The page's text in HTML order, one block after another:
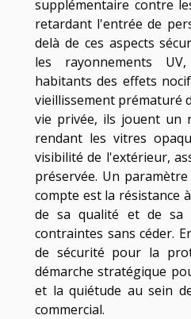
supplémentaire contre
retardant l'entrée de
delà de ces aspects
les rayonnements
habitants des effets
vieillissement prématuré
vie privée, ils jouent un
rendant les vitres
visibilité de l'extérieur,
préservée. Un
compte est la résistance
de sa qualité et de sa
contraintes sans céder.
de sécurité pour la
démarche stratégique
et la quiétude au sein
commercial.